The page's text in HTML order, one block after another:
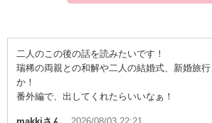
二人のこの後の話を読みたいです！
瑞稀の両親との和解や二人の結婚式、新婚旅
か！
番外編で、出してくれたらいいなぁ！